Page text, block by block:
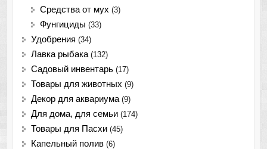
Средства от мух (3)
Фунгициды (33)
Удобрения (34)
Лавка рыбака (132)
Садовый инвентарь (17)
Товары для животных (9)
Декор для аквариума (9)
Для дома, для семьи (174)
Товары для Пасхи (45)
Капельный полив (6)